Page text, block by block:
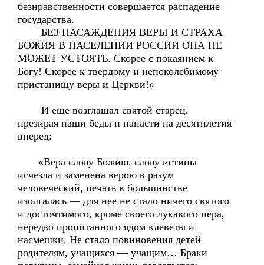
безнравственности совершается распадение
государства.
БЕЗ НАСАЖДЕНИЯ ВЕРЫ И СТРАХА
БОЖИЯ В НАСЕЛЕНИИ РОССИИ ОНА НЕ
МОЖЕТ УСТОЯТЬ. Скорее с покаянием к
Богу! Скорее к твердому и непоколебимому
пристанищу веры и Церкви!»
И еще возглашал святой старец,
презирая наши беды и напасти на десятилетия
вперед:
«Вера слову Божию, слову истины
исчезла и заменена верою в разум
человеческий, печать в большинстве
изолгалась — для нее не стало ничего святого
и досточтимого, кроме своего лукавого пера,
нередко пропитанного ядом клеветы и
насмешки. Не стало повиновения детей
родителям, учащихся — учащим… Браки